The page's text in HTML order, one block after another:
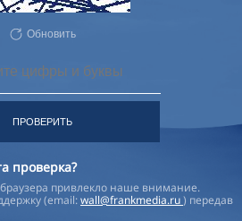
Обновить
ПРОВЕРИТЬ
проверка?
привлекло наше внимание.
(email:wall@frankmedia.ru) передав